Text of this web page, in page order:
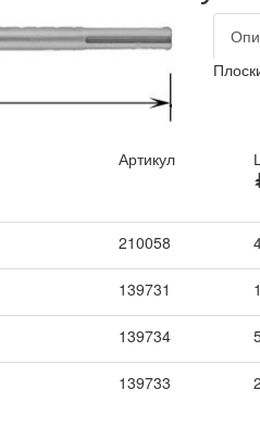
Артикул
210058
139731
139734
139733